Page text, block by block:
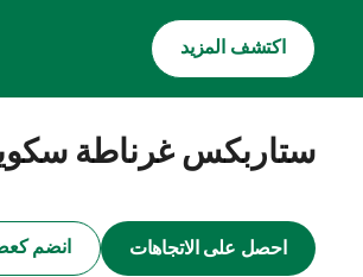
اكتشف المزيد
ستاربكس غرناطة
احصل على الاتجاهات انضم